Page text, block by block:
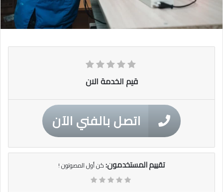
قيم الخدمة الان
اتصل بالفني الآن
تقييم المستخدمون:كن أول المصوتون !